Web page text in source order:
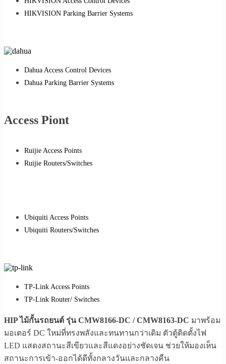
HIKVISION Parking Barrier Systems
Dahua Access Control Devices
Dahua Parking Barrier Systems
Access Piont
Ruijie Access Points
Ruijie Routers/Switches
Ubiquiti Access Points
Ubiquiti Routers/Switches
TP-Link Access Points
TP-Link Router/ Switches
HIP ไม้กั้นรถยนต์ รุ่น CMW8166-DC / CMW8163-DC มาพร้อม
มอเตอร์ DC ใหม่ที่ทรงพลังและทนทานกว่าเดิม ตัวตู้ติดตั้งไฟ
LED แสดงสถานะสีเขียวและสีแดงอย่างชัดเจน ช่วยให้มองเห็น
สถานะการเข้า-ออกได้ดีทั้งกลางวันและกลางคืน